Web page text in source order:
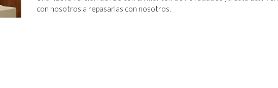
con nosotros a repasarlas con nosotros.